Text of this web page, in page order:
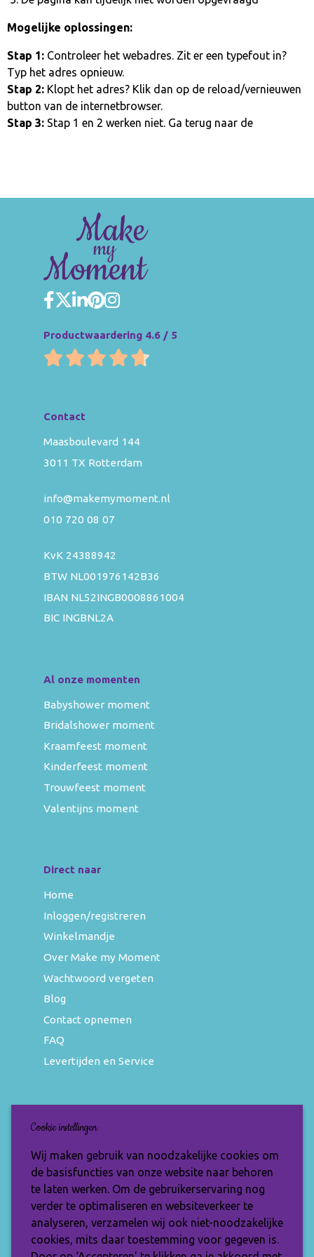
Mogelijke oplossingen:
Stap 1: Controleer het webadres. Zit er een typefout in?
Typ het adres opnieuw.
Stap 2: Klopt het adres? Klik dan op de reload/vernieuwen
button van de internetbrowser.
Stap 3: Stap 1 en 2 werken niet. Ga terug naar de
Productwaardering 4.6 / 5
Contact
Maasboulevard 144
3011 TX Rotterdam
info@makemymoment.nl
010 720 08 07
KvK 24388942
BTW NL001976142B36
IBAN NL52INGB0008861004
BIC INGBNL2A
Al onze momenten
Babyshower moment
Bridalshower moment
Kraamfeest moment
Kinderfeest moment
Trouwfeest moment
Valentijns moment
Direct naar
Home
Inloggen/registreren
Winkelmandje
Over Make my Moment
Wachtwoord vergeten
Blog
Contact opnemen
FAQ
Levertijden en Service
Nieuwsbrief
Wil jij op de hoogte blijven van de nieuwste
items en speciale aanbiedingen? Vul je e-
mailadres dan in en ontvang de Make My
Moment nieuwsbrief.
Cookie instellingen
Wij maken gebruik van noodzakelijke cookies om
de basisfuncties van onze website naar behoren
te laten werken. Om de gebruikerservaring nog
verder te optimaliseren en websiteverkeer te
analyseren, verzamelen wij ook niet-noodzakelijke
cookies, mits daar toestemming voor gegeven is.